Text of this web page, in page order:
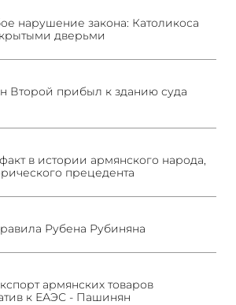
нарушение закона: Католикоса
дверьми
Второй прибыл к зданию суда
в истории армянского народа,
прецедента
Рубена Рубиняна
армянских товаров
к ЕАЭС - Пашинян